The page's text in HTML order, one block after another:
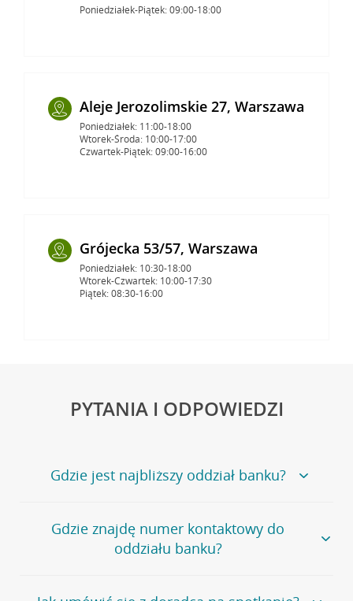
Poniedziałek-Piątek: 09:00-18:00
Aleje Jerozolimskie 27, Warszawa
Poniedziałek: 11:00-18:00
Wtorek-Środa: 10:00-17:00
Czwartek-Piątek: 09:00-16:00
Grójecka 53/57, Warszawa
Poniedziałek: 10:30-18:00
Wtorek-Czwartek: 10:00-17:30
Piątek: 08:30-16:00
PYTANIA I ODPOWIEDZI
Gdzie jest najbliższy oddział banku?
Jeśli szukasz oddziału naszego banku, zapraszamy na
stronęPlacówki i bankomaty, na której znajduje się
wygodna wyszukiwarka.
oddziałów
Gdzie znajdę numer kontaktowy do
oddziału banku?
Bank Credit Agricole nie udostępnia ogólnego numeru